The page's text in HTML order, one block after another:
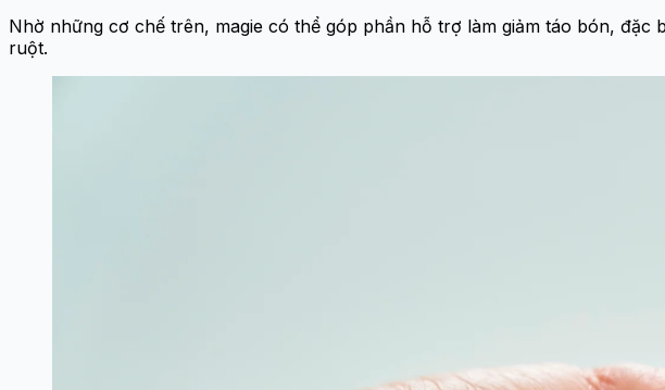
Nhờ những cơ chế trên, magie có thể góp phần hỗ trợ làm giảm táo bón,
ruột.